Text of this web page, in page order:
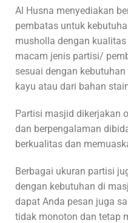
Al Husna menyediakan
pembatas untuk
musholla dengan
macam jenis partisi/
sesuai dengan
kayu atau dari bahan
Partisi masjid dikerjakan
dan berpengalaman
berkualitas dan
Berbagai ukuran partisi
dengan kebutuhan di
dapat Anda pesan juga
tidak monoton dan tetap